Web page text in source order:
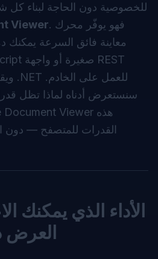
للخصوصية دون الحاجة لبناء كل
Viewer. فهو يوفّر محرك
معاينة فائق السرعة
سنستعرض أدناه لماذا تظل
القدرات للمتصفح — دون
العرض